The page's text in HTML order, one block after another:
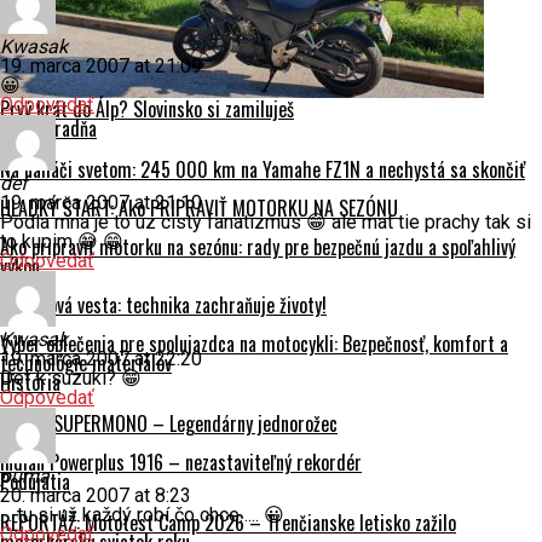
Prvý krát do Álp? Slovinsko si zamiluješ
Motoporadňa
Na naháči svetom: 245 000 km na Yamahe FZ1N a nechystá sa skončiť
HLADKÝ ŠTART: Ako PRIPRAVIŤ MOTORKU NA SEZÓNU
Ako pripraviť motorku na sezónu: rady pre bezpečnú jazdu a spoľahlivý
výkon
Airbagová vesta: technika zachraňuje životy!
Výber oblečenia pre spolujazdca na motocykli: Bezpečnosť, komfort a
technológie materiálov
História
Ducati SUPERMONO – Legendárny jednorožec
Indian Powerplus 1916 – nezastaviteľný rekordér
Podujatia
REPORTÁŽ: Mototest Camp 2026 – Trenčianske letisko zažilo
Kwasak
19. marca 2007 at 21:09
😀
Odpovedať
def
19. marca 2007 at 21:10
Podla mna je to uz cisty fanatizmus 😁 ale mat tie prachy tak si
to kupim 😁 😁
Odpovedať
Kwasak
19. marca 2007 at 22:20
Def k suzuki? 😁
Odpovedať
puma
20. marca 2007 at 8:23
… tu si už každý robí čo chce….. 😀
Odpovedať